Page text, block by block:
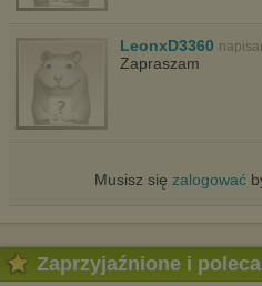
LeonxD3360
Zapraszam
Musisz się zalogować
Zaprzyjaźnione i